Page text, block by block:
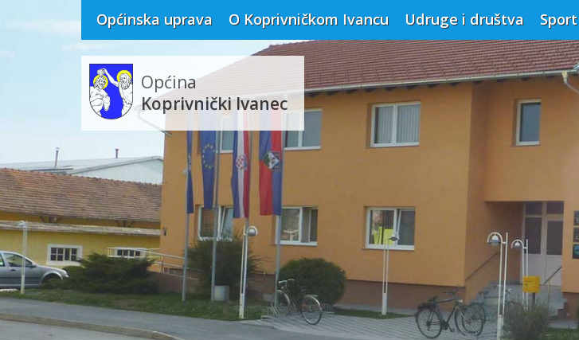
Općinska uprava O Koprivničkom Ivancu Udruge i društva Sport
Općina
Koprivnički Ivanec